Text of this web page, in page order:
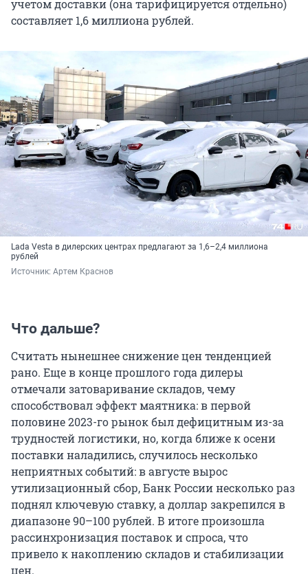
учетом доставки (она тарифицируется отдельно)
составляет 1,6 миллиона рублей.
Lada Vesta в дилерских центрах предлагают за 1,6–2,4 миллиона
рублей
Источник: Артем Краснов
Что дальше?
Считать нынешнее снижение цен тенденцией
рано. Еще в конце прошлого года дилеры
отмечали затоваривание складов, чему
способствовал эффект маятника: в первой
половине 2023-го рынок был дефицитным из-за
трудностей логистики, но, когда ближе к осени
поставки наладились, случилось несколько
неприятных событий: в августе вырос
утилизационный сбор, Банк России несколько раз
поднял ключевую ставку, а доллар закрепился в
диапазоне 90–100 рублей. В итоге произошла
рассинхронизация поставок и спроса, что
привело к накоплению складов и стабилизации
цен.